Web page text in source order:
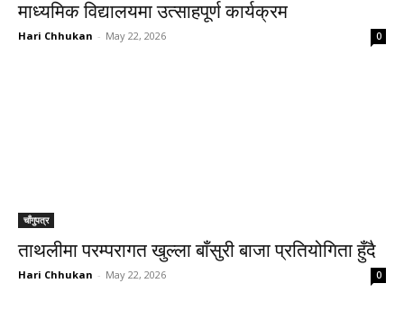
माध्यमिक विद्यालयमा उत्साहपूर्ण कार्यक्रम
Hari Chhukan - May 22, 2026 0
चाँगुपत्र
ताथलीमा परम्परागत खुल्ला बाँसुरी बाजा प्रतियोगिता हुँदै
Hari Chhukan - May 22, 2026 0